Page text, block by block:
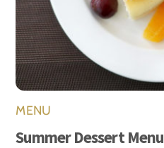
MENU
Summer Dessert Menu